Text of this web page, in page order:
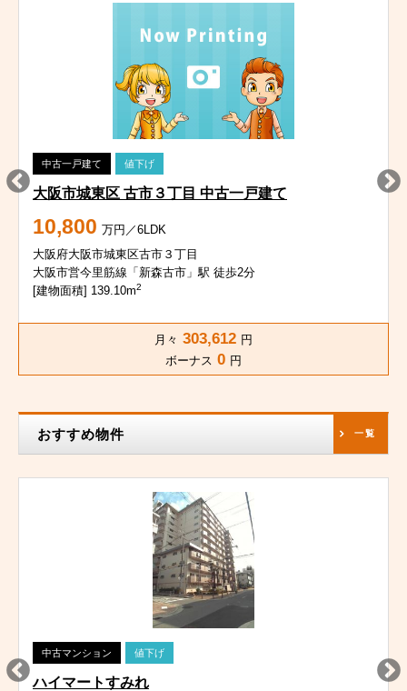
中古一戸建て 値下げ
大阪市城東区 古市３丁目 中古一戸建て
10,800 万円／6LDK
大阪府大阪市城東区古市３丁目
大阪市営今里筋線「新森古市」駅 徒歩2分
[建物面積] 139.10m2
月々 303,612 円
ボーナス 0 円
おすすめ物件 一覧
中古マンション 値下げ
ハイマートすみれ